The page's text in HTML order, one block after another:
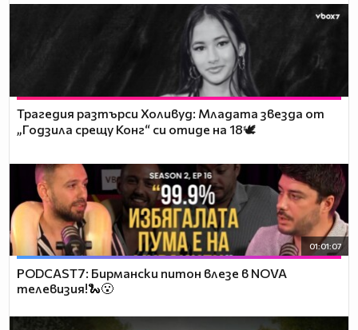
Трагедия разтърси Холивуд: Младата звезда от
„Годзила срещу Конг“ си отиде на 18🕊️
01:01:07
PODCAST7: Бирмански питон влезе в NOVA
телевизия!🐍😮